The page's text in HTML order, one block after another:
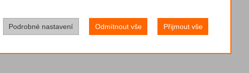
Podrobné nastavení Odmítnout vše Přijmout vše